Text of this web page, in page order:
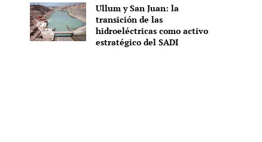
Ullum y San Juan: la
transición de las
hidroeléctricas como activo
estratégico del SADI